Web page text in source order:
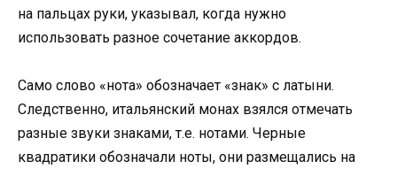
на пальцах руки, указывал, когда нужно
использовать разное сочетание аккордов.
Само слово «нота» обозначает «знак» с латыни.
Следственно, итальянский монах взялся отмечать
разные звуки знаками, т.е. нотами. Черные
квадратики обозначали ноты, они размещались на